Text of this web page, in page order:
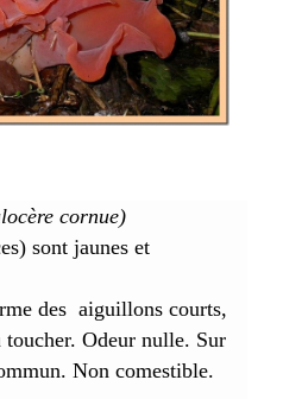
cornue)
sont jaunes et
des aiguillons courts,
Odeur nulle. Sur
Non comestible.